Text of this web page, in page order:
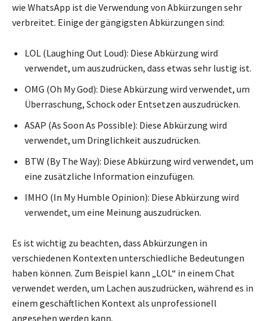
wie WhatsApp ist die Verwendung von Abkürzungen sehr
verbreitet. Einige der gängigsten Abkürzungen sind:
LOL (Laughing Out Loud): Diese Abkürzung wird
verwendet, um auszudrücken, dass etwas sehr lustig ist.
OMG (Oh My God): Diese Abkürzung wird verwendet, um
Überraschung, Schock oder Entsetzen auszudrücken.
ASAP (As Soon As Possible): Diese Abkürzung wird
verwendet, um Dringlichkeit auszudrücken.
BTW (By The Way): Diese Abkürzung wird verwendet, um
eine zusätzliche Information einzufügen.
IMHO (In My Humble Opinion): Diese Abkürzung wird
verwendet, um eine Meinung auszudrücken.
Es ist wichtig zu beachten, dass Abkürzungen in
verschiedenen Kontexten unterschiedliche Bedeutungen
haben können. Zum Beispiel kann „LOL“ in einem Chat
verwendet werden, um Lachen auszudrücken, während es in
einem geschäftlichen Kontext als unprofessionell
angesehen werden kann.